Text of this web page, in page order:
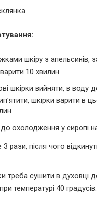
шкіру з апельсинів,
варити 10 хвилин.
шкірки вийняти, в воду
шкірки варити в
охолодження у сиропі
рази, після чого
треба сушити в духовці
температурі 40 градусів.